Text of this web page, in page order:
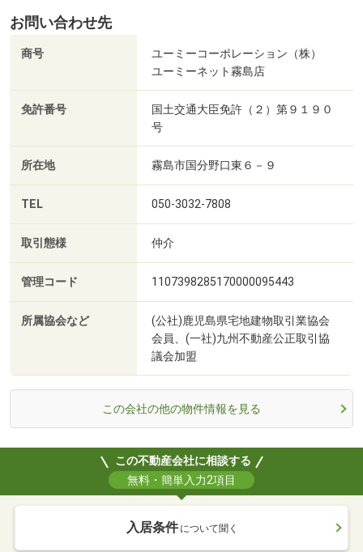
お問い合わせ先
商号
ユーミーコーポレーション（株）
ユーミーネット霧島店
免許番号
国土交通大臣免許（２）第９１９０
号
所在地 霧島市国分野口東６－９
TEL 050-3032-7808
取引態様 仲介
管理コード 1107398285170000095443
所属協会など
(公社)鹿児島県宅地建物取引業協会
会員、(一社)九州不動産公正取引協
議会加盟
この会社の他の物件情報を見る
この不動産会社に相談する
無料・簡単入力2項目
入居条件 について聞く